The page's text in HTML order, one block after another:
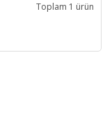
Toplam 1 ürün